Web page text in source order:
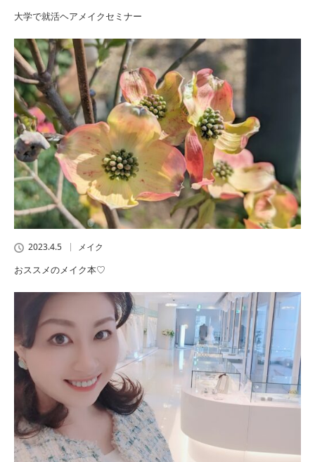
大学で就活ヘアメイクセミナー
2023.4.5 メイク
おススメのメイク本♡